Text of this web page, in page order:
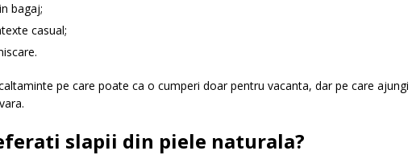
bagaj;
casual;
pe care poate ca o cumperi doar pentru vacanta, dar pe care ajungi
slapii din piele naturala?